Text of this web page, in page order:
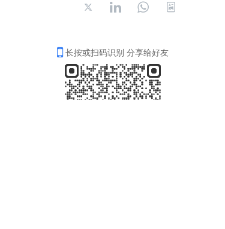
长按或扫码识别 分享给好友